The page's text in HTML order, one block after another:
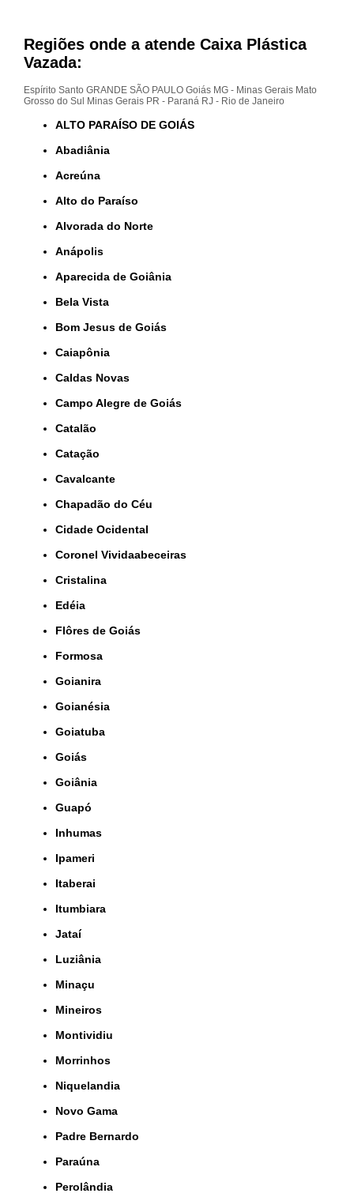
Regiões onde a atende Caixa Plástica
Vazada:
Espírito Santo GRANDE SÃO PAULO Goiás MG - Minas Gerais Mato
Grosso do Sul
Minas Gerais PR - Paraná RJ - Rio de Janeiro
ALTO PARAÍSO DE GOIÁS
Abadiânia
Acreúna
Alto do Paraíso
Alvorada do Norte
Anápolis
Aparecida de Goiânia
Bela Vista
Bom Jesus de Goiás
Caiapônia
Caldas Novas
Campo Alegre de Goiás
Catalão
Catação
Cavalcante
Chapadão do Céu
Cidade Ocidental
Coronel Vividaabeceiras
Cristalina
Edéia
Flôres de Goiás
Formosa
Goianira
Goianésia
Goiatuba
Goiás
Goiânia
Guapó
Inhumas
Ipameri
Itaberai
Itumbiara
Jataí
Luziânia
Minaçu
Mineiros
Montividiu
Morrinhos
Niquelandia
Novo Gama
Padre Bernardo
Paraúna
Perolândia